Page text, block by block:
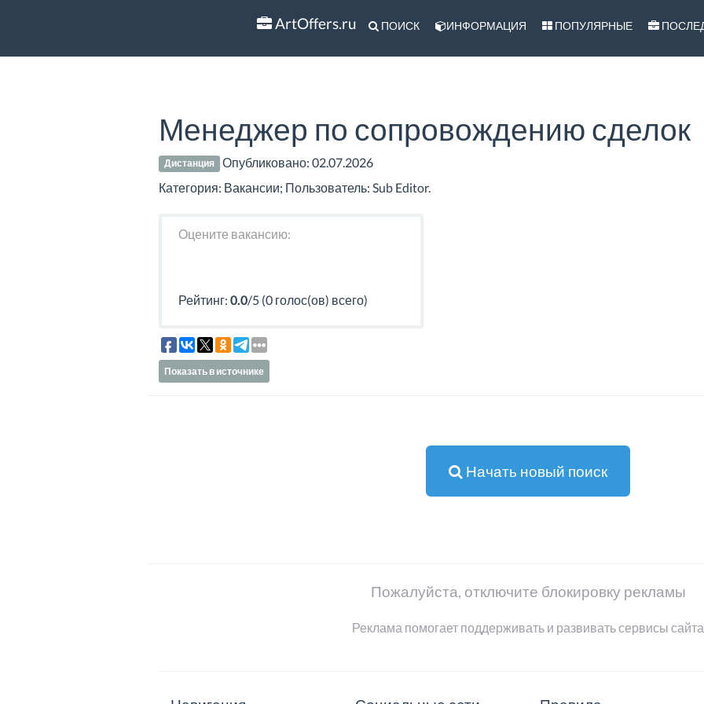
ArtOffers.ru ПОИСК ИНФОРМАЦИЯ ПОПУЛЯРНЫЕ
Менеджер по сопровождению сделок
Дистанция Опубликовано:02.07.2026
Категория: Вакансии; Пользователь: Sub Editor.
Оцените вакансию:
Рейтинг: 0.0/5 (0 голос(ов) всего)
Показать в источнике
Начать новый поиск
Пожалуйста, отключите блокировку рекламы
Реклама помогает поддерживать и развивать сервисы сайта